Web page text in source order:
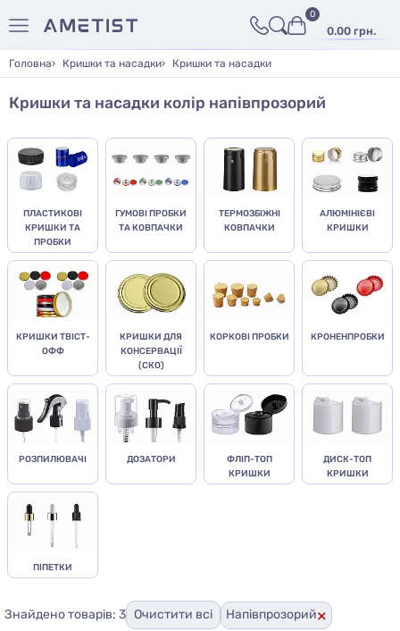
0.00 грн.
0
Головна Кришки та насадки Кришки та насадки
Кришки та насадки колір напівпрозорий
ПЛАСТИКОВІ
КРИШКИ ТА
ПРОБКИ
ГУМОВІ ПРОБКИ
ТА КОВПАЧКИ
ТЕРМОЗБІЖНІ
КОВПАЧКИ
АЛЮМІНІЄВІ
КРИШКИ
КРИШКИ ТВІСТ-
ОФФ
КРИШКИ ДЛЯ
КОНСЕРВАЦІЇ
(СКО)
КОРКОВІ ПРОБКИ КРОНЕНПРОБКИ
РОЗПИЛЮВАЧІ ДОЗАТОРИ
ФЛІП-ТОП
КРИШКИ
ДИСК-ТОП
КРИШКИ
ПІПЕТКИ
Знайдено товарів: 3 Очистити всі Напівпрозорий×